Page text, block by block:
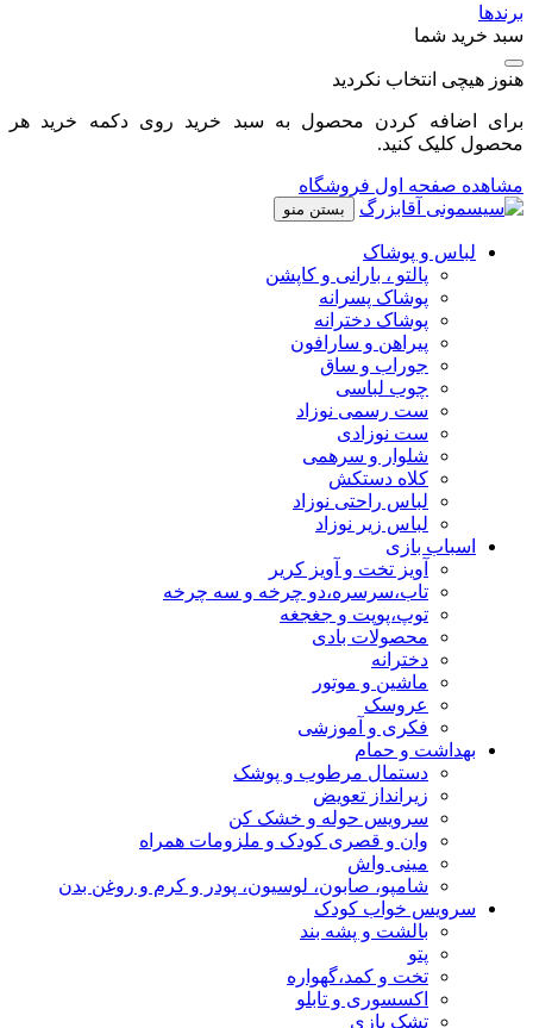
برندها
سبد خرید شما
هنوز هیچی انتخاب نکردید
برای اضافه کردن محصول به سبد خرید روی دکمه خرید هر
محصول کلیک کنید.
مشاهده صفحه اول فروشگاه
بستن منو
لباس و پوشاک
پالتو ، بارانی و کاپشن
پوشاک پسرانه
پوشاک دخترانه
پیراهن و سارافون
جوراب و ساق
چوب لباسی
ست رسمی نوزاد
ست نوزادی
شلوار و سرهمی
کلاه دستکش
لباس راحتی نوزاد
لباس زیر نوزاد
اسباب بازی
آویز تخت و آویز کریر
تاب،سرسره،دو چرخه و سه چرخه
توپ،پوپت و جغجغه
محصولات بادی
دخترانه
ماشین و موتور
عروسک
فکری و آموزشی
بهداشت و حمام
دستمال مرطوب و پوشک
زیرانداز تعویض
سرویس حوله و خشک کن
وان و قصری کودک و ملزومات همراه
مینی واش
شامپو، صابون، لوسیون، پودر و کرم و روغن بدن
سرویس خواب کودک
بالشت و پشه بند
پتو
تخت و کمد،گهواره
اکسسوری و تابلو
تشک بازی